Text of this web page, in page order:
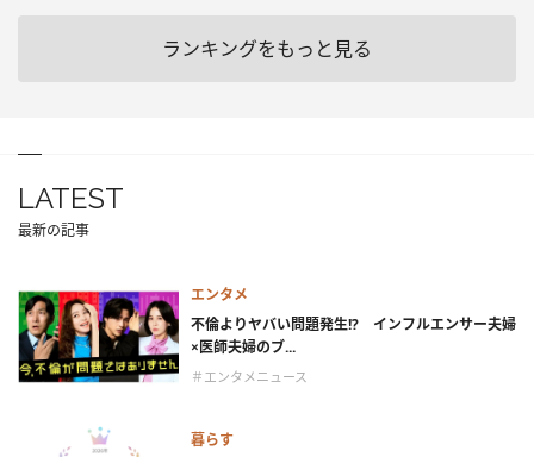
ランキングをもっと見る
LATEST
最新の記事
エンタメ
不倫よりヤバい問題発生!? インフルエンサー夫婦
×医師夫婦のブ...
＃エンタメニュース
暮らす